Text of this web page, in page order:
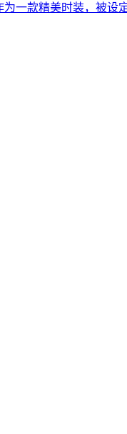
一款精美时装，被设